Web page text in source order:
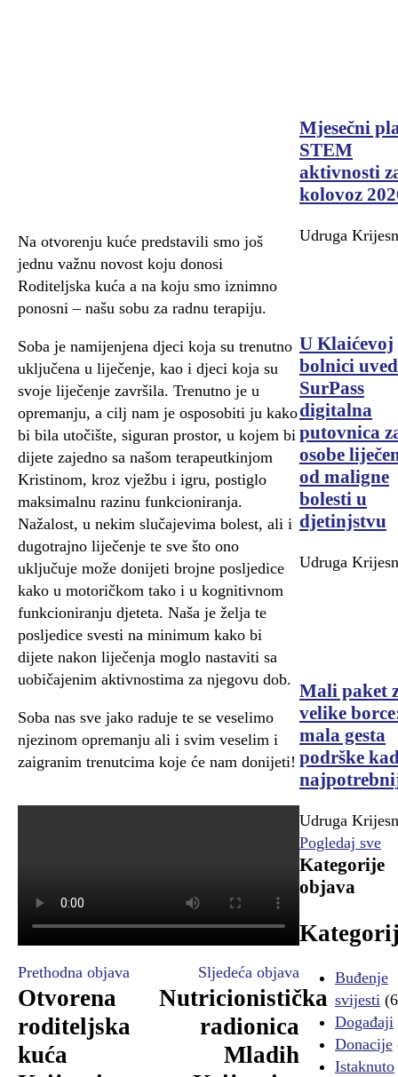
Na otvorenju kuće predstavili smo još
jednu važnu novost koju donosi
Roditeljska kuća a na koju smo iznimno
ponosni – našu sobu za radnu terapiju.
Soba je namijenjena djeci koja su trenutno
uključena u liječenje, kao i djeci koja su
svoje liječenje završila. Trenutno je u
opremanju, a cilj nam je osposobiti ju kako
bi bila utočište, siguran prostor, u kojem bi
dijete zajedno sa našom terapeutkinjom
Kristinom, kroz vježbu i igru, postiglo
maksimalnu razinu funkcioniranja.
Nažalost, u nekim slučajevima bolest, ali i
dugotrajno liječenje te sve što ono
uključuje može donijeti brojne posljedice
kako u motoričkom tako i u kognitivnom
funkcioniranju djeteta. Naša je želja te
posljedice svesti na minimum kako bi
dijete nakon liječenja moglo nastaviti sa
uobičajenim aktivnostima za njegovu dob.
Soba nas sve jako raduje te se veselimo
njezinom opremanju ali i svim veselim i
zaigranim trenutcima koje će nam donijeti!
Prethodna objava
Otvorena
roditeljska
kuća
Sljedeća objava
Nutricionistička
radionica
Mladih
Mjesečni
STEM
aktivnosti
kolovoz
Udruga
U Klaićevoj
bolnici
SurPass
digitalna
putovnica
osobe
od maligne
bolesti u
djetinjstvu
Udruga
Mali paket
velike
mala gesta
podrške
Udruga
Pogledaj sve
Kategorije
objava
Buđenje
svijesti
Događaji
Donacije
Istaknuto